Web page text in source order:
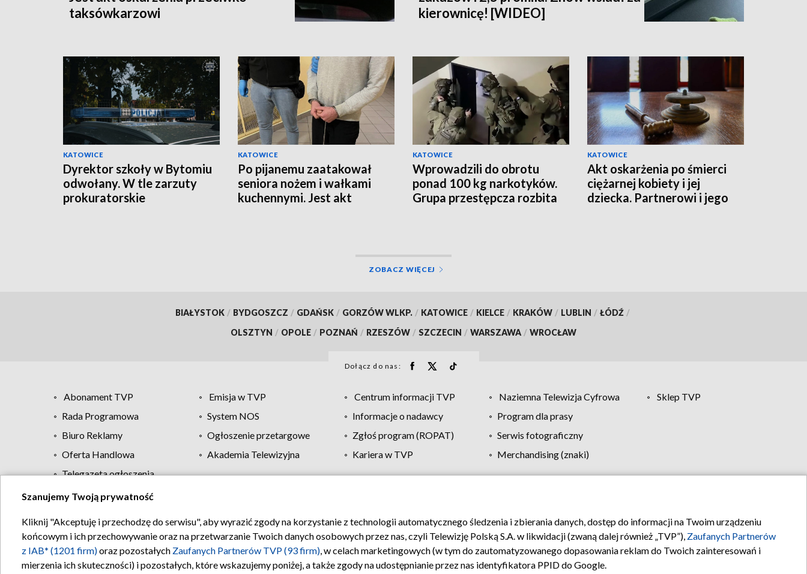
taksówkarzowi
kierownicę! [WIDEO]
KATOWICE
Dyrektor szkoły w Bytomiu
odwołany. W tle zarzuty
prokuratorskie
KATOWICE
Po pijanemu zaatakował
seniora nożem i wałkami
kuchennymi. Jest akt
KATOWICE
Wprowadzili do obrotu
ponad 100 kg narkotyków.
Grupa przestępcza rozbita
KATOWICE
Akt oskarżenia po śmierci
ciężarnej kobiety i jej
dziecka. Partnerowi i jego
ZOBACZ WIĘCEJ
BIAŁYSTOK / BYDGOSZCZ / GDAŃSK / GORZÓW WLKP. / KATOWICE / KIELCE / KRAKÓW / LUBLIN / ŁÓDŹ /
OLSZTYN / OPOLE / POZNAŃ / RZESZÓW / SZCZECIN / WARSZAWA / WROCŁAW
Dołącz do nas:
Abonament TVP Emisja w TVP Centrum informacji TVP Naziemna Telewizja Cyfrowa
Sklep TVP
Rada Programowa
System NOS Informacje o nadawcy
Program dla prasy
Biuro Reklamy
Ogłoszenie przetargowe Zgłoś program (ROPAT)
Serwis fotograficzny
Oferta Handlowa
Akademia Telewizyjna Kariera w TVP
Merchandising (znaki)
Telegazeta ogłoszenia
Regulamin TVP Polityka prywatności Moje zgody Pomoc Biuro reklamy Kontakt
Szanujemy Twoją prywatność
Kliknij "Akceptuję i przechodzę do serwisu", aby wyrazić zgody na korzystanie z technologii automatycznego śledzenia i zbierania danych, dostęp do informacji na Twoim urządzeniu
końcowym i ich przechowywanie oraz na przetwarzanie Twoich danych osobowych przez nas, czyli Telewizję Polską S.A. w likwidacji (zwaną dalej również „TVP”), Zaufanych Partnerów
z IAB* (1201 firm)oraz pozostałych Zaufanych Partnerów TVP (93 firm), w celach marketingowych (w tym do zautomatyzowanego dopasowania reklam do Twoich zainteresowań i
mierzenia ich skuteczności) i pozostałych, które wskazujemy poniżej, a także zgody na udostępnianie przez nas identyfikatora PPID do Google.